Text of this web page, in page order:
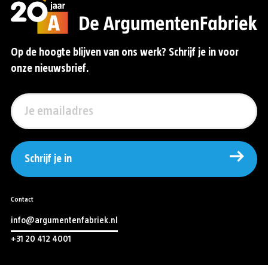
Op de hoogte blijven van ons werk? Schrijf je in voor
onze nieuwsbrief.
Schrijf je in
Contact
info@argumentenfabriek.nl
+31 20 412 4001